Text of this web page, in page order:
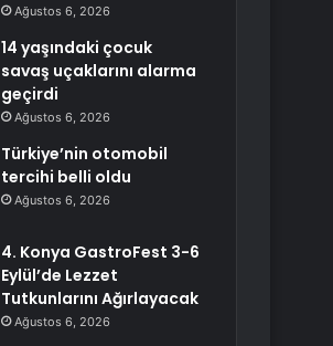
Ağustos 6, 2026
14 yaşındaki çocuk
savaş uçaklarını alarma
geçirdi
Ağustos 6, 2026
Türkiye’nin otomobil
tercihi belli oldu
Ağustos 6, 2026
4. Konya GastroFest 3-6
Eylül’de Lezzet
Tutkunlarını Ağırlayacak
Ağustos 6, 2026